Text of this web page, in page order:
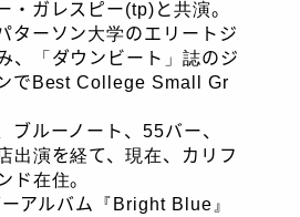
・ガレスピー(tp)と共演。
ターソン大学のエリートジ
、「ダウンビート」誌のジ
でBest College Small Gr
ルーノート、55バー、
出演を経て、現在、カリフ
在住。
アルバム『Bright Blue』